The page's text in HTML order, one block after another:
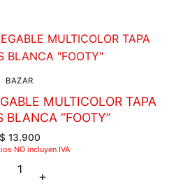
BAZAR
MULTICOLOR TAPA
BLANCA “FOOTY”
$ 13.900
NO incluyen IVA
+